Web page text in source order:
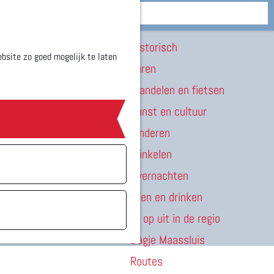
zo goed mogelijk te laten
e
u
Zien & doen
Historisch
Varen
Wandelen en fietsen
Kunst en cultuur
Kinderen
Winkelen
Overnachten
Eten en drinken
Er op uit in de regio
Dagje Maassluis
Routes